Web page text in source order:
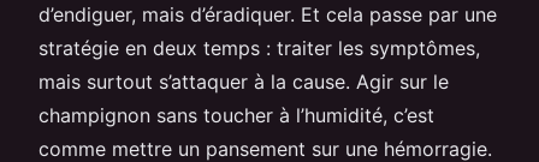
d’endiguer, mais d’éradiquer. Et cela passe par une
stratégie en deux temps : traiter les symptômes,
mais surtout s’attaquer à la cause. Agir sur le
champignon sans toucher à l’humidité, c’est
comme mettre un pansement sur une hémorragie.